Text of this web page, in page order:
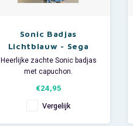
Sonic Badjas
Lichtblauw - Sega
Heerlijke zachte Sonic badjas
met capuchon.
fleece ochtendjas heeft 2
zakken en een all over print
€24,95
Vergelijk